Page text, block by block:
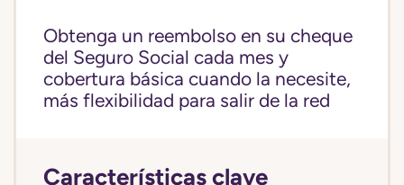
Obtenga un reembolso en su cheque
del Seguro Social cada mes y
cobertura básica cuando la necesite,
más flexibilidad para salir de la red
Características clave